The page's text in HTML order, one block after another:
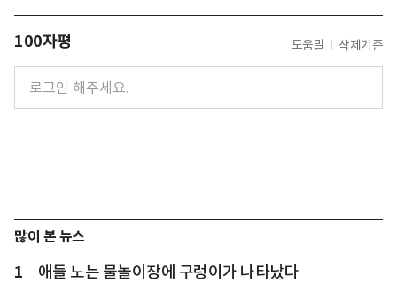
100자평 도움말 삭제기준
많이 본 뉴스
1 애들 노는 물놀이장에 구렁이가 나타났다